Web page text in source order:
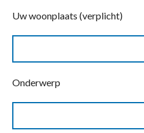
Uw woonplaats (verplicht)
Onderwerp